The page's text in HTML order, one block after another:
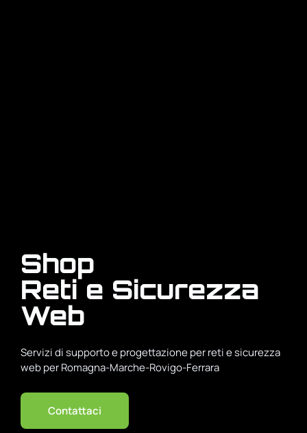
Shop
Reti e Sicurezza
Web
Servizi di supporto e progettazione per reti e sicurezza
web per Romagna-Marche-Rovigo-Ferrara
Contattaci